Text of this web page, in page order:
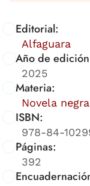
Editorial:
Alfaguara
Año de
2025
Materia:
Novela
ISBN:
978-84-
Páginas:
392